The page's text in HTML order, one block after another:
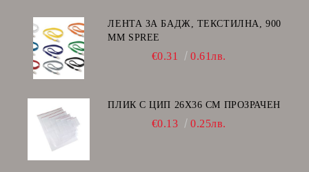
ЛЕНТА ЗА БАДЖ, ТЕКСТИЛНА, 900
ММ SPREE
€0.31 0.61лв.
ПЛИК С ЦИП 26X36 CM ПРОЗРАЧЕН
€0.13 0.25лв.